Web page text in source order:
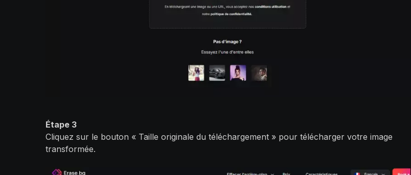
Étape 3
Cliquez sur le bouton « Taille originale du téléchargement » pour télécharger votre image
transformée.